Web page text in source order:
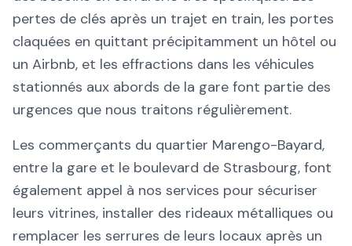
pertes de clés après un trajet en train, les portes
claquées en quittant précipitamment un hôtel ou
un Airbnb, et les effractions dans les véhicules
stationnés aux abords de la gare font partie des
urgences que nous traitons régulièrement.
Les commerçants du quartier Marengo-Bayard,
entre la gare et le boulevard de Strasbourg, font
également appel à nos services pour sécuriser
leurs vitrines, installer des rideaux métalliques ou
remplacer les serrures de leurs locaux après un